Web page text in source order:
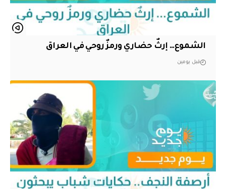
الشموع… إرثٌ حضاري ورمزٌ روحي في العراق
قبل يومين